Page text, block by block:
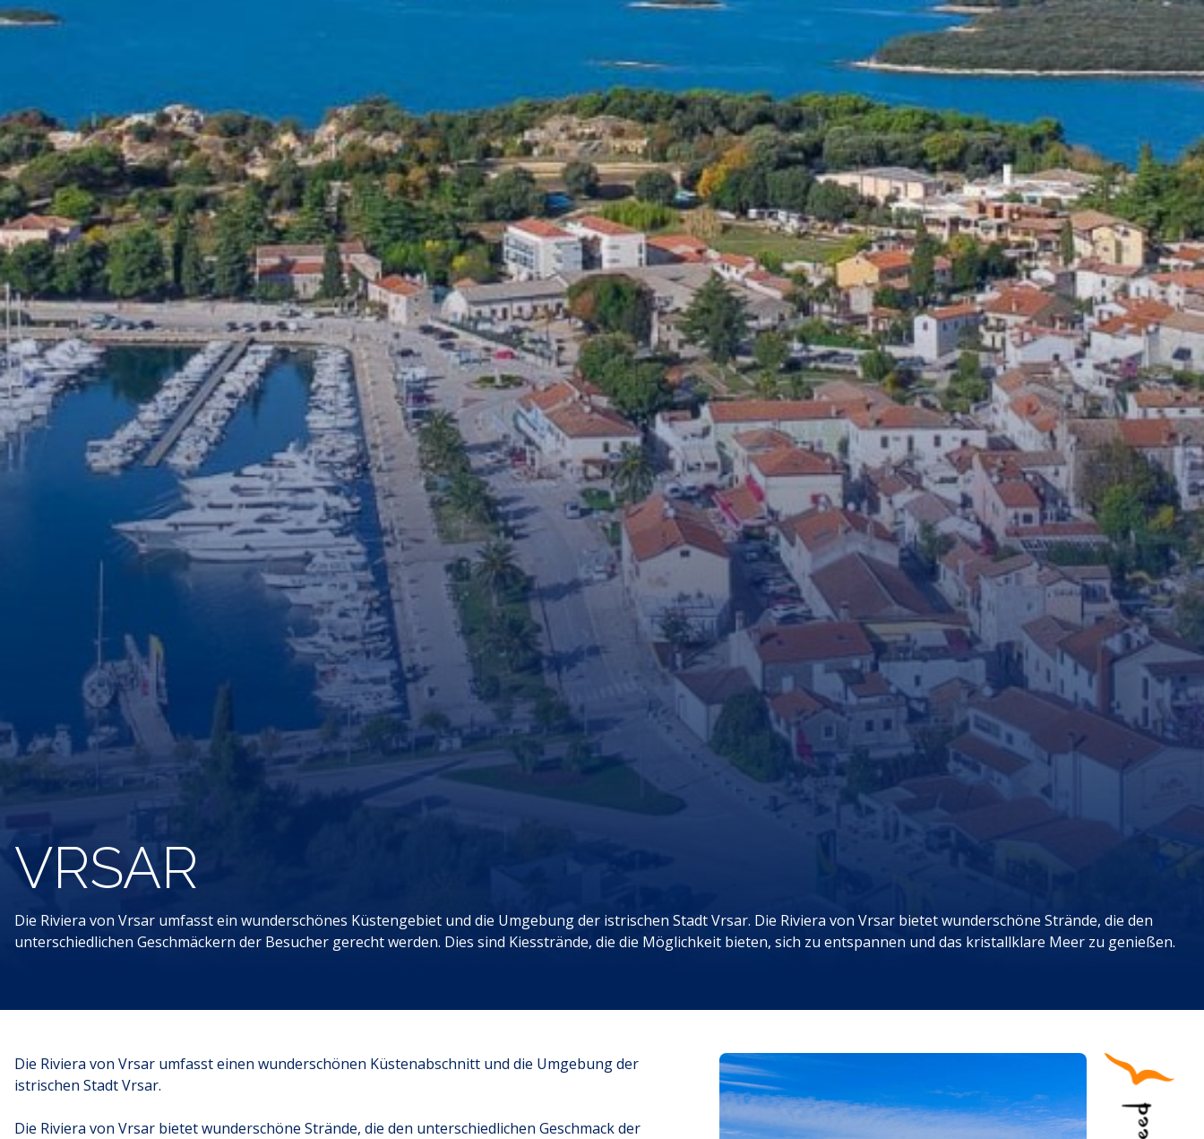
VRSAR
Die Riviera von Vrsar umfasst ein wunderschönes Küstengebiet und die Umgebung der istrischen Stadt Vrsar. Die Riviera von Vrsar bietet wunderschöne Strände, die den
unterschiedlichen Geschmäckern der Besucher gerecht werden. Dies sind Kiesstrände, die die Möglichkeit bieten, sich zu entspannen und das kristallklare Meer zu genießen.
Die Riviera von Vrsar umfasst einen wunderschönen Küstenabschnitt und die Umgebung der
istrischen Stadt Vrsar.
Die Riviera von Vrsar bietet wunderschöne Strände, die den unterschiedlichen Geschmack der